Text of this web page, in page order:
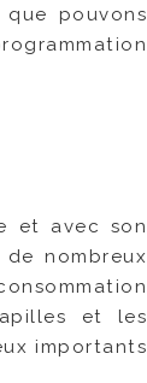
que pouvons
et avec son
nombreux
et les
importants